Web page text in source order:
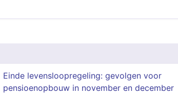
Einde levensloopregeling: gevolgen voor
pensioenopbouw in november en december